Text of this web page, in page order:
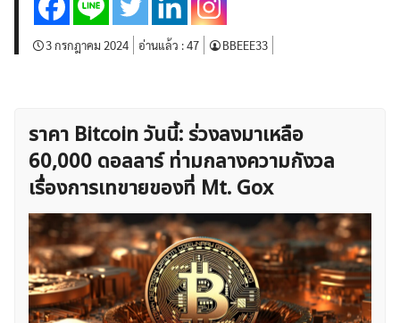
3 กรกฎาคม 2024 อ่านแล้ว :47 BBEEE33
ราคา Bitcoin วันนี้: ร่วงลงมาเหลือ
60,000 ดอลลาร์ ท่ามกลางความกังวล
เรื่องการเทขายของที่ Mt. Gox